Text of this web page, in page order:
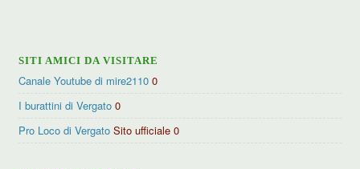
SITI AMICI DA VISITARE
Canale Youtube di mire2110 0
I burattini di Vergato 0
Pro Loco di Vergato Sito ufficiale 0